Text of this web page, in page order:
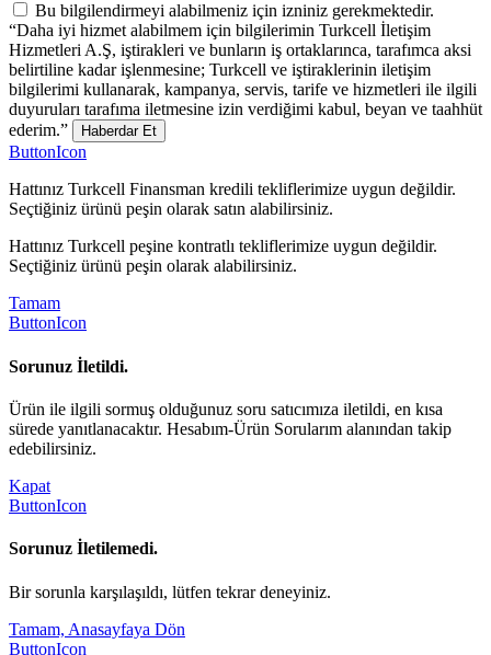
Bu bilgilendirmeyi alabilmeniz için izniniz gerekmektedir.
“Daha iyi hizmet alabilmem için bilgilerimin Turkcell İletişim
Hizmetleri A.Ş, iştirakleri ve bunların iş ortaklarınca, tarafımca aksi
belirtiline kadar işlenmesine; Turkcell ve iştiraklerinin iletişim
bilgilerimi kullanarak, kampanya, servis, tarife ve hizmetleri ile ilgili
duyuruları tarafıma iletmesine izin verdiğimi kabul, beyan ve taahhüt
ederim.”
Haberdar Et
ButtonIcon
Hattınız Turkcell Finansman kredili tekliflerimize uygun değildir.
Seçtiğiniz ürünü peşin olarak satın alabilirsiniz.
Hattınız Turkcell peşine kontratlı tekliflerimize uygun değildir.
Seçtiğiniz ürünü peşin olarak alabilirsiniz.
Tamam
ButtonIcon
Sorunuz İletildi.
Ürün ile ilgili sormuş olduğunuz soru satıcımıza iletildi, en kısa
sürede yanıtlanacaktır. Hesabım-Ürün Sorularım alanından takip
edebilirsiniz.
Kapat
ButtonIcon
Sorunuz İletilemedi.
Bir sorunla karşılaşıldı, lütfen tekrar deneyiniz.
Tamam, Anasayfaya Dön
ButtonIcon